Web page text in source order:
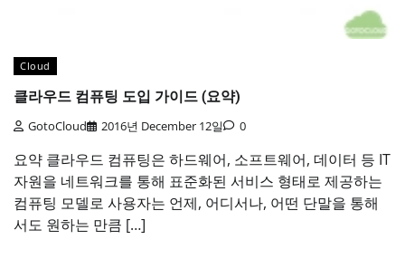
Cloud
클라우드 컴퓨팅 도입 가이드 (요약)
GotoCloud 2016년 December 12일 0
요약 클라우드 컴퓨팅은 하드웨어, 소프트웨어, 데이터 등 IT
자원을 네트워크를 통해 표준화된 서비스 형태로 제공하는
컴퓨팅 모델로 사용자는 언제, 어디서나, 어떤 단말을 통해
서도 원하는 만큼 […]